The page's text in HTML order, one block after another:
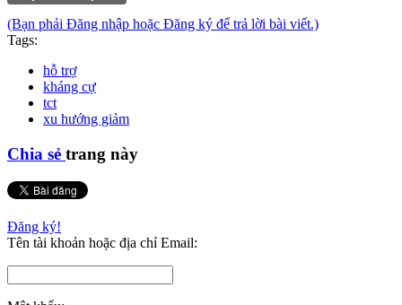
(Bạn phải Đăng nhập hoặc Đăng ký để trả lời bài viết.)
Tags:
hỗ trợ
kháng cự
tct
xu hướng giảm
Chia sẻ trang này
Đăng ký!
Tên tài khoản hoặc địa chỉ Email: